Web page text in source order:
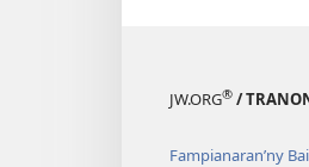
JW.ORG® /
Fampianaran’ny